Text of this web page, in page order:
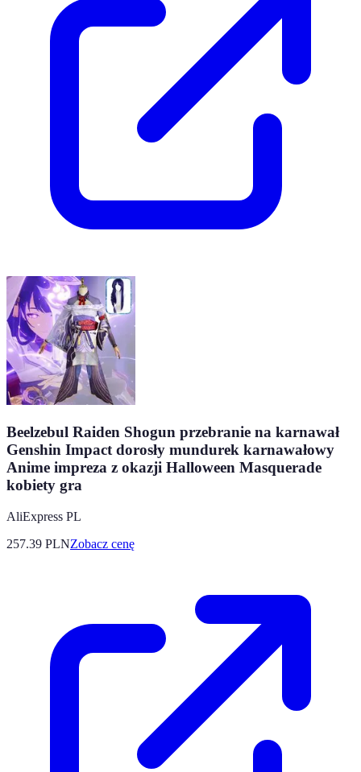
Beelzebul Raiden Shogun przebranie na karnawał
Genshin Impact dorosły mundurek karnawałowy
Anime impreza z okazji Halloween Masquerade
kobiety gra
AliExpress PL
257.39 PLNZobacz cenę